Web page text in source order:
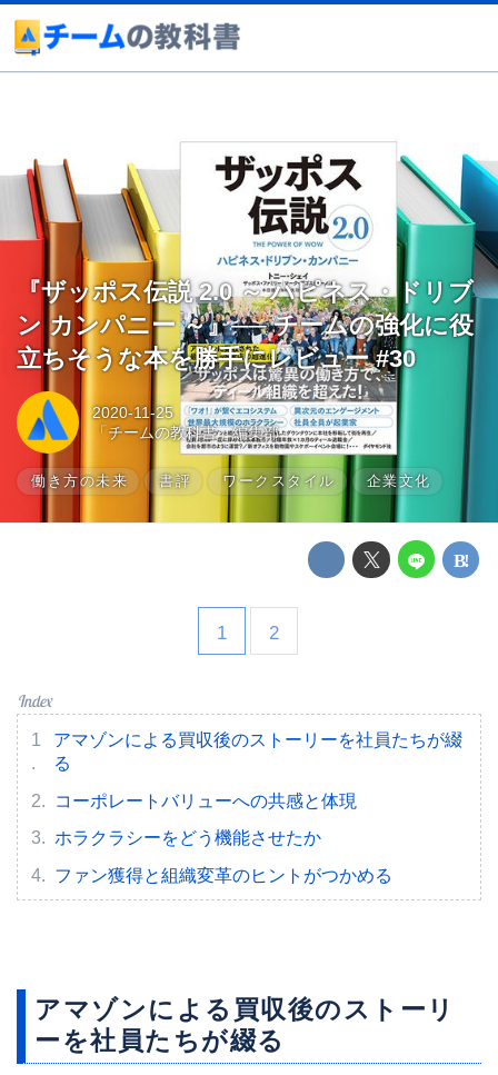
『ザッポス伝説 2.0 ～ ハピネス・ドリブ
ン カンパニー ～』── チームの強化に役
立ちそうな本を勝手にレビュー #30
2020-11-25
「チームの教科書」編集部
働き方の未来 書評 ワークスタイル 企業文化
1 2
アマゾンによる買収後のストーリーを社員たちが綴
る
コーポレートバリューへの共感と体現
ホラクラシーをどう機能させたか
ファン獲得と組織変革のヒントがつかめる
アマゾンによる買収後のストーリ
ーを社員たちが綴る